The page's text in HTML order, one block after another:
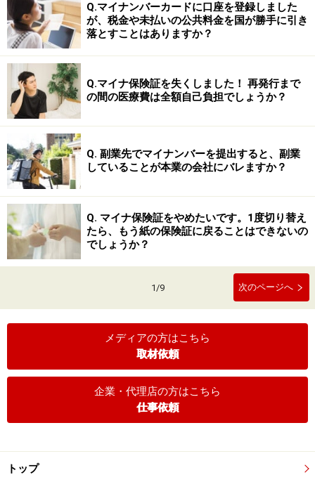
Q.マイナンバーカードに口座を登録しました
が、税金や未払いの公共料金を国が勝手に引き
落とすことはありますか？
Q.マイナ保険証を失くしました！ 再発行まで
の間の医療費は全額自己負担でしょうか？
Q. 副業先でマイナンバーを提出すると、副業
していることが本業の会社にバレますか？
Q. マイナ保険証をやめたいです。1度切り替え
たら、もう紙の保険証に戻ることはできないの
でしょうか？
1/9 次のページへ
メディアの方はこちら
取材依頼
企業・代理店の方はこちら
仕事依頼
トップ